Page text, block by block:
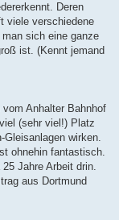
Deren
viele verschiedene
sich eine ganze
ist. (Kennt jemand
Anhalter Bahnhof
(sehr viel!) Platz
wirken.
ohnehin fantastisch.
Jahre Arbeit drin.
aus Dortmund